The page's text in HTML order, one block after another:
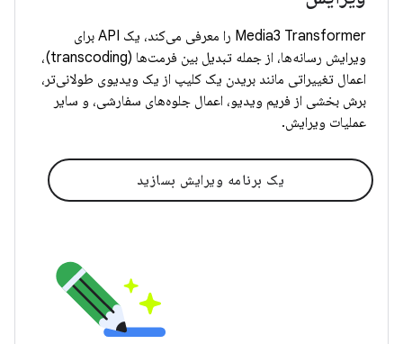
Media3 Transformer را معرفی می‌کند، یک API برای
ویرایش رسانه‌ها، از جمله تبدیل بین فرمت‌ها (transcoding)،
اعمال تغییراتی مانند بریدن یک کلیپ از یک ویدیوی طولانی‌تر،
برش بخشی از فریم ویدیو، اعمال جلوه‌های سفارشی، و سایر
عملیات ویرایش.
یک برنامه ویرایش بسازید